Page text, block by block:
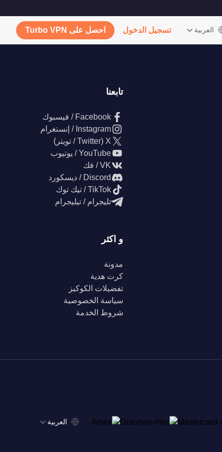
‫العربية تسجيل الدخول احصل على Turbo VPN
تابعنا
Facebook / فيسبوك
Instagram / إنستغرام
X (Twitter / تويتر)
YouTube / يوتيوب
VK / فك
Discord / ديسكورد
TikTok / تيك توك
تليجرام / تيليجرام
و اكثر
مدونة
كرت هدية
تفضيلات الكوكيز
سياسة الخصوصية
شروط الخدمة
‫العربية